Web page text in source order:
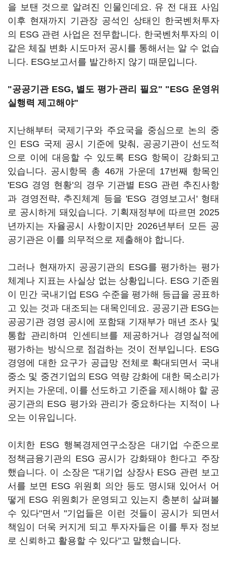
을 보탠 것으로 알려진 인물인데요. 유 전 대표 사임
이후 현재까지 기관장 공석인 상태인 한국벤처투자
의 ESG 관련 사업은 전무합니다. 한국벤처투자의 이
같은 체질 변화 시도마저 공시를 통해서는 알 수 없습
니다. ESG보고서를 발간하지 않기 때문입니다.
"공공기관 ESG, 별도 평가·관리 필요" "ESG 운영위
실행력 제고해야"
지난해부터 국제기구와 주요국을 중심으로 논의 중
인 ESG 국제 공시 기준에 맞춰, 공공기관이 선도적
으로 이에 대응할 수 있도록 ESG 항목이 강화되고
있습니다. 공시항목 총 46개 가운데 17번째 항목인
'ESG 경영 현황'의 경우 기관별 ESG 관련 추진사항
과 경영전략, 추진체계 등을 'ESG 경영보고서' 형태
로 공시하게 돼있습니다. 기획재정부에 따르면 2025
년까지는 자율공시 사항이지만 2026년부터 모든 공
공기관은 이를 의무적으로 제출해야 합니다.
그러나 현재까지 공공기관의 ESG를 평가하는 평가
체계나 지표는 사실상 없는 상황입니다. ESG 기준원
이 민간 국내기업 ESG 수준을 평가해 등급을 공표하
고 있는 것과 대조되는 대목인데요. 공공기관 ESG는
공공기관 경영 공시에 포함돼 기재부가 매년 조사 및
통합 관리하며 인센티브를 제공하거나 경영실적에
평가하는 방식으로 점검하는 것이 전부입니다. ESG
경영에 대한 요구가 공급망 전체로 확대되면서 국내
중소 및 중견기업의 ESG 역량 강화에 대한 목소리가
커지는 가운데, 이를 선도하고 기준을 제시해야 할 공
공기관의 ESG 평가와 관리가 중요하다는 지적이 나
오는 이유입니다.
이치한 ESG 행복경제연구소장은 대기업 수준으로
정책금융기관의 ESG 공시가 강화돼야 한다고 주장
했습니다. 이 소장은 "대기업 상장사 ESG 관련 보고
서를 보면 ESG 위원회 의안 등도 명시돼 있어서 어
떻게 ESG 위원회가 운영되고 있는지 충분히 살펴볼
수 있다"면서 "기업들은 이런 것들이 공시가 되면서
책임이 더욱 커지게 되고 투자자들은 이를 투자 정보
로 신뢰하고 활용할 수 있다"고 말했습니다.